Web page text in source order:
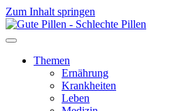
Zum Inhalt springen
Themen
Ernährung
Krankheiten
Leben